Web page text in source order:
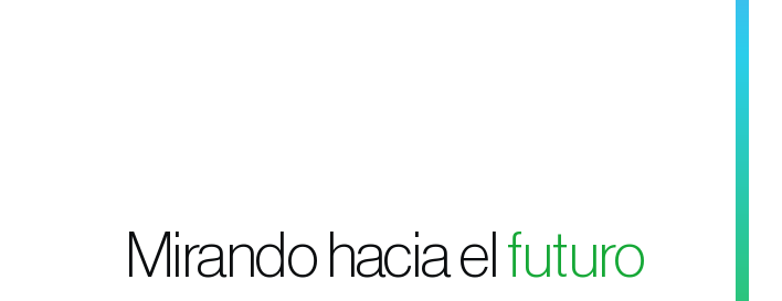
Mirando hacia elfuturo